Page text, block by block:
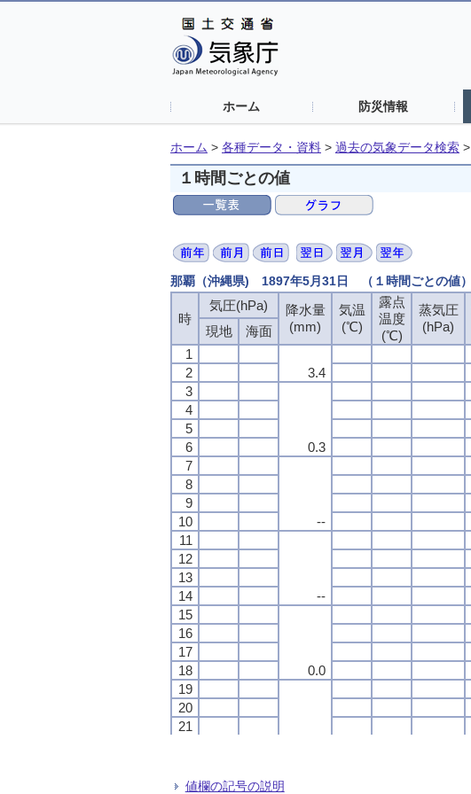
ホーム 防災情報
ホーム > 各種データ・資料 > 過去の気象データ検索 >
１時間ごとの値
那覇（沖縄県) 1897年5月31日 （１時間ごとの値）
時
気圧(hPa)
降水量
(mm)
気温
(℃)
露点
温度
(℃)
蒸気圧
(hPa)
現地 海面
1
3.4
2
3
0.3
4
5
6
7
--
8
9
10
11
--
12
13
14
15
0.0
16
17
18
19
20
21
24
時
気圧(hPa)
降水量
(mm)
気温
(℃)
露点
温度
(℃)
蒸気圧
(hPa)
現地 海面
1
3.4
2
3
0.3
4
5
6
7
--
8
9
10
11
--
12
13
14
15
0.0
16
17
18
19
20
21
24
時
気圧(hPa)
降水量
(mm)
気温
(℃)
露点
温度
(℃)
蒸気圧
(hPa)
現地 海面
1
3.4
2
3
0.3
4
5
6
7
--
8
9
10
11
--
12
13
14
15
0.0
16
17
18
19
20
21
24
時
気圧(hPa)
降水量
(mm)
気温
(℃)
露点
温度
(℃)
蒸気圧
(hPa)
現地 海面
1
3.4
2
3
0.3
4
5
6
7
--
8
9
10
11
--
12
13
14
15
0.0
16
17
18
19
20
21
24
値欄の記号の説明